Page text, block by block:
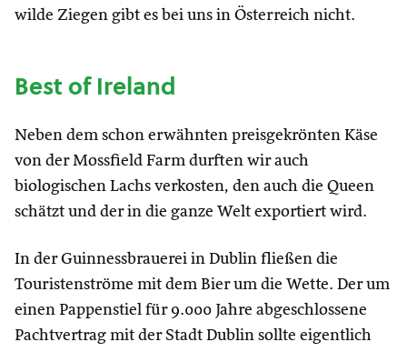
wilde Ziegen gibt es bei uns in Österreich nicht.
Best of Ireland
Neben dem schon erwähnten preisgekrönten Käse
von der Mossfield Farm durften wir auch
biologischen Lachs verkosten, den auch die Queen
schätzt und der in die ganze Welt exportiert wird.
In der Guinnessbrauerei in Dublin fließen die
Touristenströme mit dem Bier um die Wette. Der um
einen Pappenstiel für 9.000 Jahre abgeschlossene
Pachtvertrag mit der Stadt Dublin sollte eigentlich